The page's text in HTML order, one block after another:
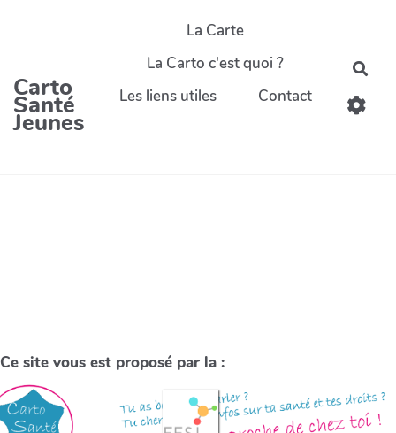
Carto
Santé
Jeunes
La Carte
La Carto c'est quoi ?
Les liens utiles
Contact
Ce site vous est proposé par la :